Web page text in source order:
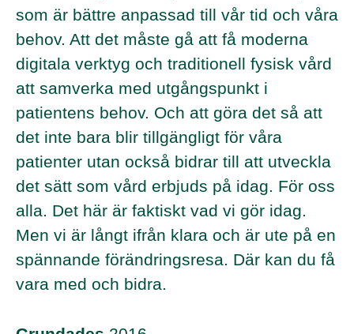
som är bättre anpassad till vår tid och våra
behov. Att det måste gå att få moderna
digitala verktyg och traditionell fysisk vård
att samverka med utgångspunkt i
patientens behov. Och att göra det så att
det inte bara blir tillgängligt för våra
patienter utan också bidrar till att utveckla
det sätt som vård erbjuds på idag. För oss
alla. Det här är faktiskt vad vi gör idag.
Men vi är långt ifrån klara och är ute på en
spännande förändringsresa. Där kan du få
vara med och bidra.